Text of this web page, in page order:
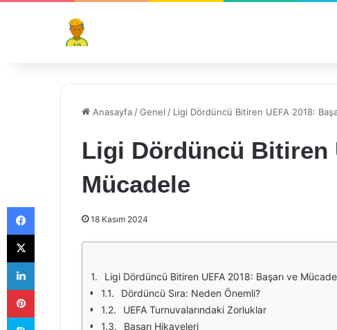
Anasayfa /Genel / Ligi Dördüncü Bitiren UEFA 2018:
Ligi Dördüncü Bitiren
Mücadele
18 Kasım 2024
Ligi Dördüncü Bitiren UEFA 2018: Başarı ve
Dördüncü Sıra: Neden Önemli?
UEFA Turnuvalarındaki Zorluklar
Başarı Hikayeleri
Facebook
X
LinkedIn
Pinterest
Skype